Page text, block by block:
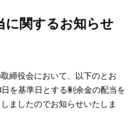
に関するお知らせ
締役会において、以下のとお
を基準日とする剰余金の配当を
ましたのでお知らせいたしま